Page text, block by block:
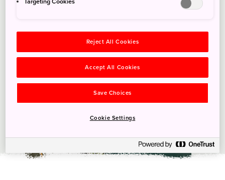
Targeting Cookies
Reject All Cookies
Accept All Cookies
Save Choices
Cookie Settings